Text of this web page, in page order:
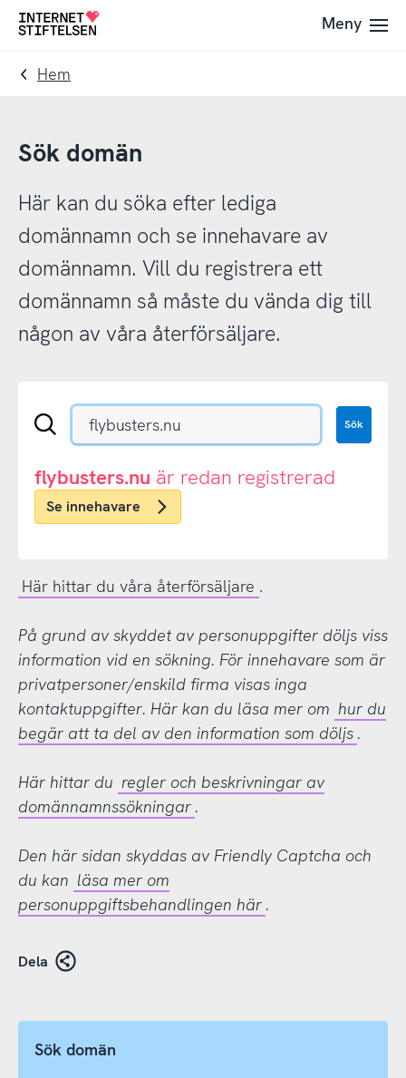
Till
navigering
Till
innehåll
Till
Meny
Hem
Sök domän
Här kan du söka efter lediga
domännamn och se innehavare av
domännamn. Vill du registrera ett
domännamn så måste du vända dig till
någon av våra återförsäljare.
Sök
eller
.nu-
domän
Sök
flybusters.nu är redan registrerad
Se innehavare
Här hittar du våra återförsäljare .
På grund av skyddet av personuppgifter döljs viss
information vid en sökning. För innehavare som är
privatpersoner/enskild firma visas inga
kontaktuppgifter. Här kan du läsa mer om hur du
begär att ta del av den information som döljs .
Här hittar du regler och beskrivningar av
domännamnssökningar .
Den här sidan skyddas av Friendly Captcha och
du kan läsa mer om
personuppgiftsbehandlingen här .
Dela
Sök domän